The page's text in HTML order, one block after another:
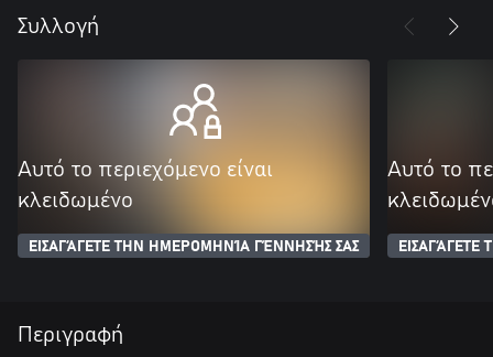
Συλλογή
Αυτό το περιεχόμενο είναι
κλειδωμένο
ΕΙΣΑΓΆΓΕΤΕ ΤΗΝ ΗΜΕΡΟΜΗΝΊΑ ΓΈΝΝΗΣΉΣ ΣΑΣ
Αυτό το
Περιγραφή